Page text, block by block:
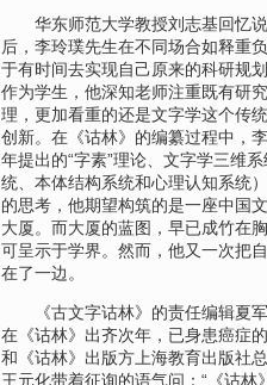
华东师范大学教授刘志基回忆说
后，李玲璞先生在不同场合如释重
于有时间去实现自己原来的科研规
作为学生，他深知老师注重既有研
理，更加看重的还是文字学这个传
创新。在《诂林》的编纂过程中，
年提出的“字素”理论、文字学三维
统、本体结构系统和心理认知系统
的思考，他期望构筑的是一座中国
大厦。而大厦的蓝图，早已成竹在
可呈示于学界。然而，他又一次把
在了一边。
《古文字诂林》的责任编辑夏军
在《诂林》出齐次年，已身患癌症
和《诂林》出版方上海教育出版社
王元化带着征询的语气问：“《诂林